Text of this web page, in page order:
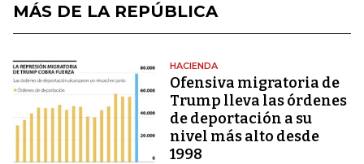
MÁS DE LA REPÚBLICA
HACIENDA
Ofensiva migratoria de
Trump lleva las órdenes
de deportación a su
nivel más alto desde
1998